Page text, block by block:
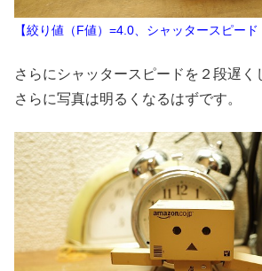
【絞り値（F値）=4.0、シャッタースピード
さらにシャッタースピードを２段遅く
さらに写真は明るくなるはずです。